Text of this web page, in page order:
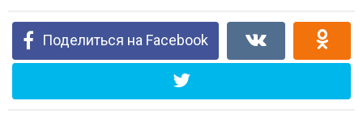
Поделиться на Facebook